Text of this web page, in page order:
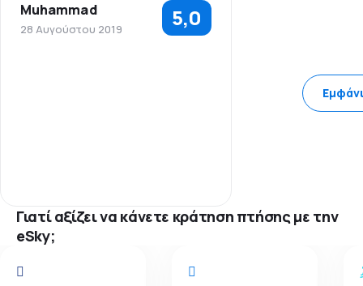
Muhammad
28 Αυγούστου 2019 5,0
Γιατί αξίζει να κάνετε κράτηση πτήσης με την
eSky;